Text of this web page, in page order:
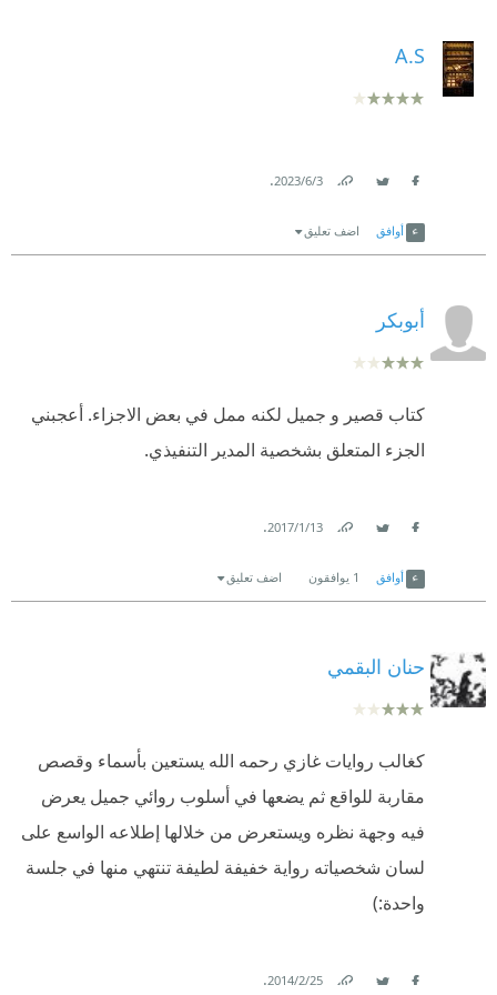
A.S
3‏/6‏/2023
.
أوافق اضف تعليق
أبوبكر
كتاب قصير و جميل لكنه ممل في بعض الاجزاء. أعجبني
الجزء المتعلق بشخصية المدير التنفيذي.
13‏/1‏/2017
.
أوافق 1 يوافقون اضف تعليق
حنان البقمي
كغالب روايات غازي رحمه الله يستعين بأسماء وقصص
مقاربة للواقع ثم يضعها في أسلوب روائي جميل يعرض
فيه وجهة نظره ويستعرض من خلالها إطلاعه الواسع على
لسان شخصياته رواية خفيفة لطيفة تنتهي منها في جلسة
واحدة:)
25‏/2‏/2014
.